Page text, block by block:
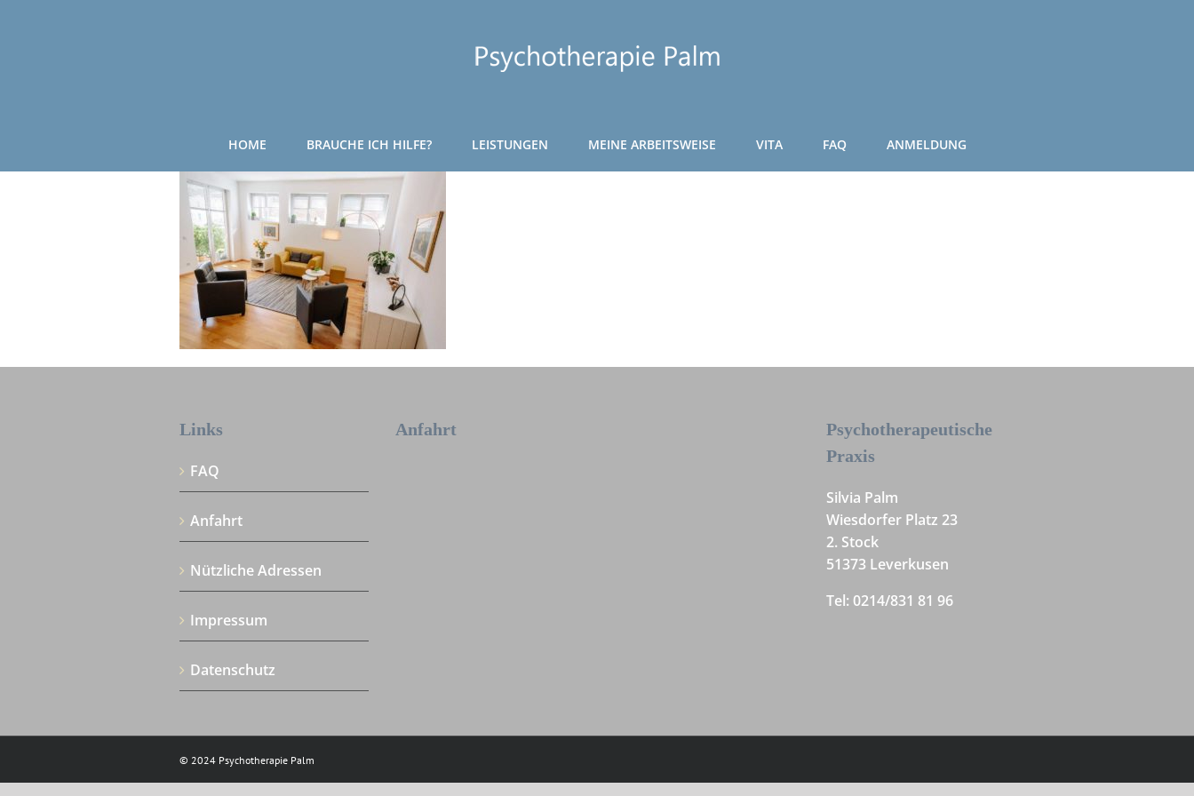
HOME BRAUCHE ICH HILFE? LEISTUNGEN MEINE ARBEITSWEISE VITA FAQ ANMELDUNG
Links
FAQ
Anfahrt
Nützliche Adressen
Impressum
Datenschutz
Anfahrt
Psychotherapeutische
Praxis
Silvia Palm
Wiesdorfer Platz 23
2. Stock
51373 Leverkusen
Tel: 0214/831 81 96
© 2024 Psychotherapie Palm